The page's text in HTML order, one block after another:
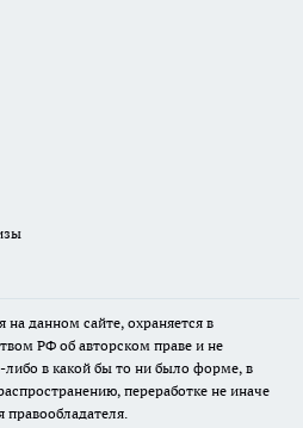
данном сайте, охраняется в
РФ об авторском праве и не
в какой бы то ни было форме, в
переработке не иначе
правообладателя.